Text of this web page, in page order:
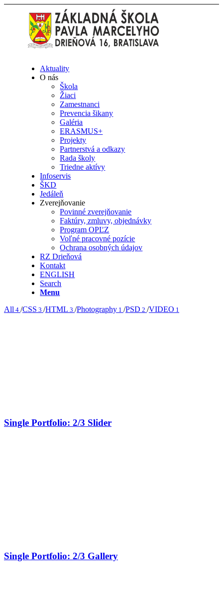
Aktuality
O nás
Škola
Žiaci
Zamestnanci
Prevencia šikany
Galéria
ERASMUS+
Projekty
Partnerstvá a odkazy
Rada školy
Triedne aktívy
Infoservis
ŠKD
Jedáleň
Zverejňovanie
Povinné zverejňovanie
Faktúry, zmluvy, objednávky
Program OPĽZ
Voľné pracovné pozície
Ochrana osobných údajov
RZ Drieňová
Kontakt
ENGLISH
Search
Menu
All 4 /CSS 3 /HTML 3 /Photography 1 /PSD 2 /VIDEO 1
Single Portfolio: 2/3 Slider
Single Portfolio: 2/3 Gallery